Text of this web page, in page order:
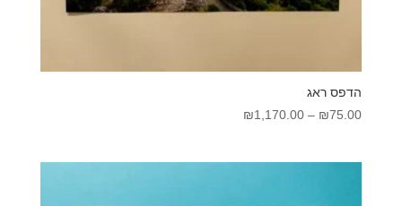
הדפס ראג
₪75.00
–
₪1,170.00
טווח